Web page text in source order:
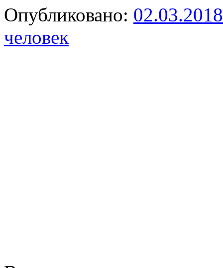
Опубликовано: 02.03.2018
человек